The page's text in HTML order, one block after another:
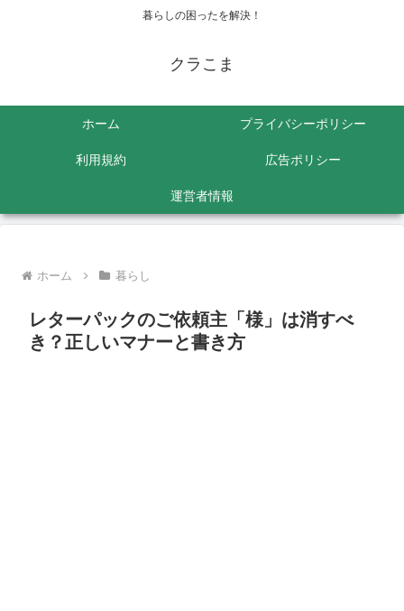
暮らしの困ったを解決！
クラこま
ホーム プライバシーポリシー
利用規約 広告ポリシー
運営者情報
ホーム 暮らし
レターパックのご依頼主「様」は消すべ
き？正しいマナーと書き方